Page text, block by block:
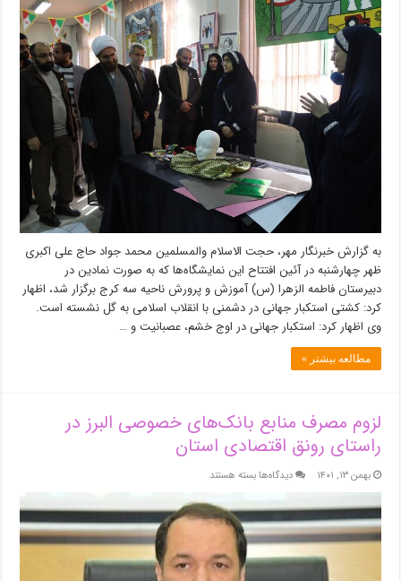
جهانی
دشمنی
با
انقلاب
اسلامی
به
گل
نشسته
است
به گزارش خبرنگار مهر، حجت الاسلام والمسلمین محمد جواد حاج علی اکبری
ظهر چهارشنبه در آئین افتتاح این نمایشگاه‌ها که به صورت نمادین در
دبیرستان فاطمه الزهرا (س) آموزش و پرورش ناحیه سه کرج برگزار شد، اظهار
کرد: کشتی استکبار جهانی در دشمنی با انقلاب اسلامی به گل نشسته است.
وی اظهار کرد: استکبار جهانی در اوج خشم، عصبانیت و …
مطالعه بیشتر »
لزوم مصرف منابع بانک‌های خصوصی البرز در
راستای رونق اقتصادی استان
بهمن ۱۳, ۱۴۰۱ دیدگاه‌هابرای
مصرف
منابع
بانک‌های
خصوصی
البرز
بسته هستند